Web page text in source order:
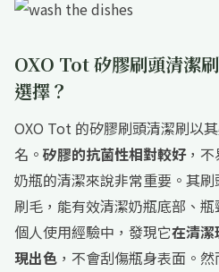
OXO Tot 矽膠刷頭清潔
選擇？
OXO Tot 的矽膠刷頭清潔刷以
名。 矽膠的抗菌性相對較好，不
奶瓶的清潔來說非常重要。其
刷毛，能有效清潔奶瓶底部、
個人使用經驗中，發現它在清潔
現出色 ，不會刮傷瓶身表面。